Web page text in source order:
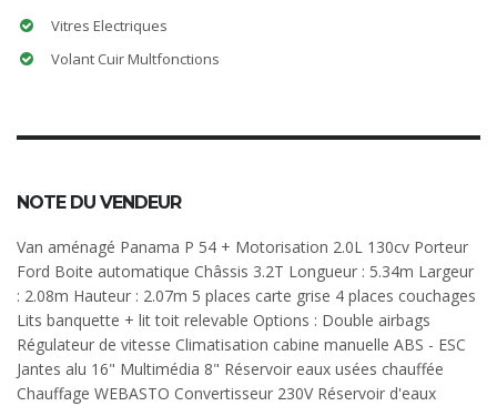
Vitres Electriques
Volant Cuir Multfonctions
NOTE DU VENDEUR
Van aménagé Panama P 54 + Motorisation 2.0L 130cv Porteur
Ford Boite automatique Châssis 3.2T Longueur : 5.34m Largeur
: 2.08m Hauteur : 2.07m 5 places carte grise 4 places couchages
Lits banquette + lit toit relevable Options : Double airbags
Régulateur de vitesse Climatisation cabine manuelle ABS - ESC
Jantes alu 16" Multimédia 8" Réservoir eaux usées chauffée
Chauffage WEBASTO Convertisseur 230V Réservoir d'eaux